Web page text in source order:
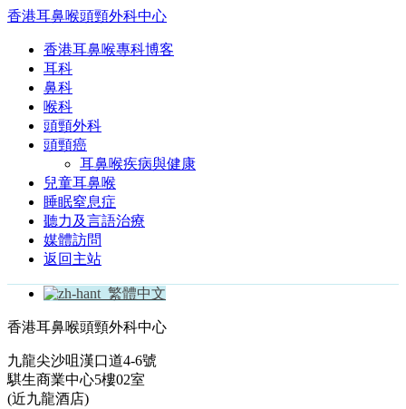
香港耳鼻喉頭頸外科中心
香港耳鼻喉專科博客
耳科
鼻科
喉科
頭頸外科
頭頸癌
耳鼻喉疾病與健康
兒童耳鼻喉
睡眠窒息症
聽力及言語治療
媒體訪問
返回主站
繁體中文
香港耳鼻喉頭頸外科中心
九龍尖沙咀漢口道4-6號
騏生商業中心5樓02室
(近九龍酒店)